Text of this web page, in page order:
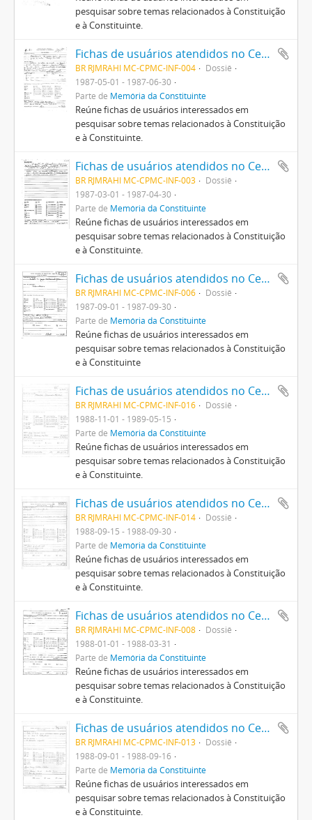
pesquisar sobre temas relacionados à Constituição
e à Constituinte.
Fichas de usuários atendidos no Centro Pró-Memória da Constituinte
BR RJMRAHI MC-CPMC-INF-004
Dossiê
1987-05-01 - 1987-06-30
Parte de Memória da Constituinte
Reúne fichas de usuários interessados em
pesquisar sobre temas relacionados à Constituição
e à Constituinte.
Fichas de usuários atendidos no Centro Pró-Memória da Constituinte
BR RJMRAHI MC-CPMC-INF-003
Dossiê
1987-03-01 - 1987-04-30
Parte de Memória da Constituinte
Reúne fichas de usuários interessados em
pesquisar sobre temas relacionados à Constituição
e à Constituinte.
Fichas de usuários atendidos no Centro Pró-Memória da Constituinte
BR RJMRAHI MC-CPMC-INF-006
Dossiê
1987-09-01 - 1987-09-30
Parte de Memória da Constituinte
Reúne fichas de usuários interessados em
pesquisar sobre temas relacionados à Constituição
e à Constituinte
Fichas de usuários atendidos no Centro Pró-Memória da Constituinte
BR RJMRAHI MC-CPMC-INF-016
Dossiê
1988-11-01 - 1989-05-15
Parte de Memória da Constituinte
Reúne fichas de usuários interessados em
pesquisar sobre temas relacionados à Constituição
e à Constituinte.
Fichas de usuários atendidos no Centro Pró-Memória da Constituinte
BR RJMRAHI MC-CPMC-INF-014
Dossiê
1988-09-15 - 1988-09-30
Parte de Memória da Constituinte
Reúne fichas de usuários interessados em
pesquisar sobre temas relacionados à Constituição
e à Constituinte.
Fichas de usuários atendidos no Centro Pró-Memória da Constituinte
BR RJMRAHI MC-CPMC-INF-008
Dossiê
1988-01-01 - 1988-03-31
Parte de Memória da Constituinte
Reúne fichas de usuários interessados em
pesquisar sobre temas relacionados à Constituição
e à Constituinte.
Fichas de usuários atendidos no Centro Pró-Memória da Constituinte
BR RJMRAHI MC-CPMC-INF-013
Dossiê
1988-09-01 - 1988-09-16
Parte de Memória da Constituinte
Reúne fichas de usuários interessados em
pesquisar sobre temas relacionados à Constituição
e à Constituinte.